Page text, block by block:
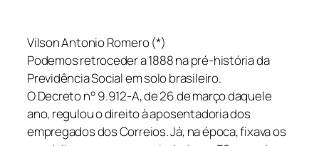
Vilson Antonio Romero (*)
Podemos retroceder a 1888 na pré-história da
Previdência Social em solo brasileiro.
O Decreto n° 9.912-A, de 26 de março daquele
ano, regulou o direito à aposentadoria dos
empregados dos Correios. Já, na época, fixava os